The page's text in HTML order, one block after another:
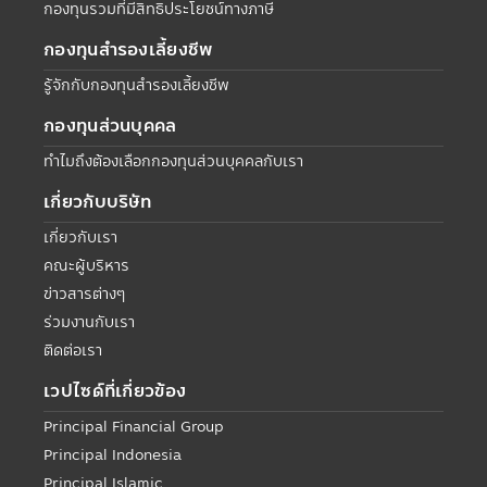
กองทุนรวมที่มีสิทธิประโยชน์ทางภาษี
กองทุนสำรองเลี้ยงชีพ
รู้จักกับกองทุนสำรองเลี้ยงชีพ
กองทุนส่วนบุคคล
ทำไมถึงต้องเลือกกองทุนส่วนบุคคลกับเรา
เกี่ยวกับบริษัท
เกี่ยวกับเรา
คณะผู้บริหาร
ข่าวสารต่างๆ
ร่วมงานกับเรา
ติดต่อเรา
เวปไซด์ที่เกี่ยวข้อง
Principal Financial Group
Principal Indonesia
Principal Islamic